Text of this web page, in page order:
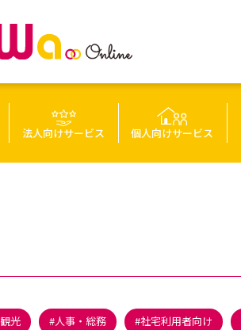
法人向けサービス 個人向けサービス
観光 人事・総務 社宅利用者向け